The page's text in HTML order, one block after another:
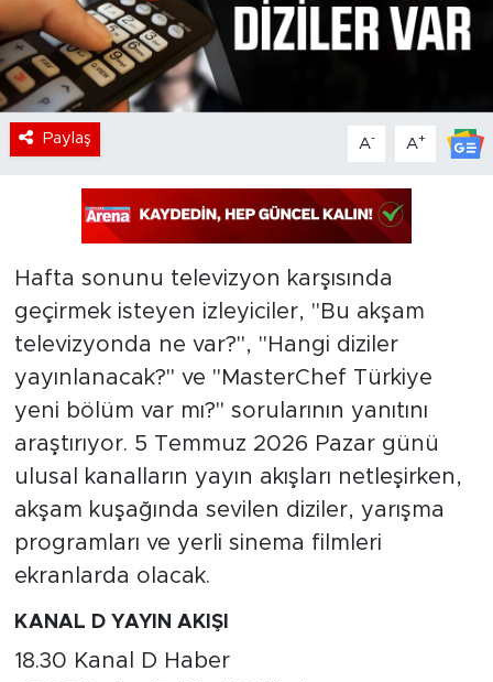
Paylaş A- A+
Hafta sonunu televizyon karşısında
geçirmek isteyen izleyiciler, "Bu akşam
televizyonda ne var?", "Hangi diziler
yayınlanacak?" ve "MasterChef Türkiye
yeni bölüm var mı?" sorularının yanıtını
araştırıyor. 5 Temmuz 2026 Pazar günü
ulusal kanalların yayın akışları netleşirken,
akşam kuşağında sevilen diziler, yarışma
programları ve yerli sinema filmleri
ekranlarda olacak.
KANAL D YAYIN AKIŞI
18.30 Kanal D Haber